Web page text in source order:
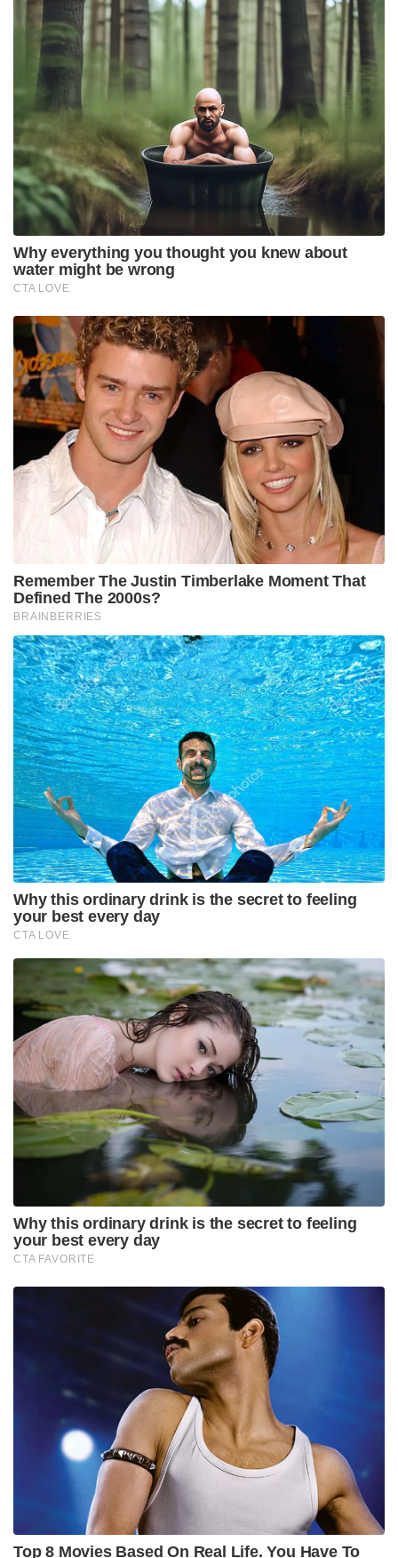
Why everything you thought you knew about
water might be wrong
CTA LOVE
Remember The Justin Timberlake Moment That
Defined The 2000s?
BRAINBERRIES
Why this ordinary drink is the secret to feeling
your best every day
CTA LOVE
Why this ordinary drink is the secret to feeling
your best every day
CTA FAVORITE
Top 8 Movies Based On Real Life. You Have To